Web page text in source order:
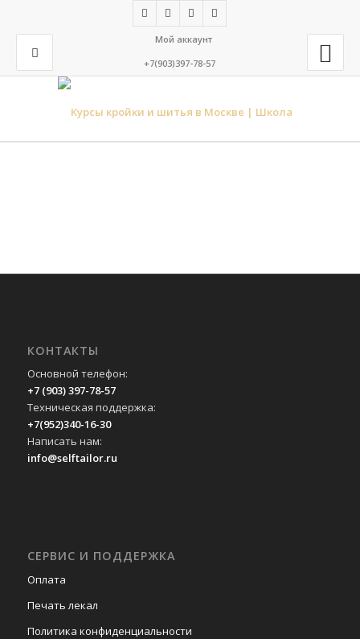
Мой аккаунт
+7(903)397-78-57
КОНТАКТЫ
Основной телефон:
+7 (903) 397-78-57
Техническая поддержка:
+7(952)340-16-30
Написать нам:
info@selftailor.ru
СЕРВИС И ПОДДЕРЖКА
Оплата
Печать лекал
Политика конфиденциальности